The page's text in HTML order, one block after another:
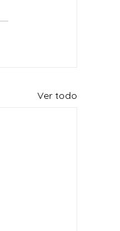
Ver todo